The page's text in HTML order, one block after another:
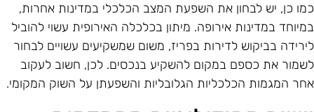
כן, יש לבחון את השפעת המצב הכלכלי במדינות אחרות,
במדינות אירופה. מיתון בכלכלה האירופית עשוי להוביל
בביקוש לדירות בפריז, משום שמשקיעים עשויים לבחור
את כספם במקום להשקיע בנכסים. לכן, חשוב לעקוב
המגמות הכלכליות הגלובליות והשפעתן על השוק המקומי.